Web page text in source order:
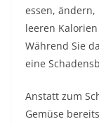
essen, ändern,
leeren
Während Sie
eine
Anstatt zum
Gemüse